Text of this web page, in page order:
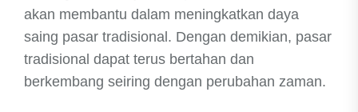
akan membantu dalam meningkatkan daya
saing pasar tradisional. Dengan demikian, pasar
tradisional dapat terus bertahan dan
berkembang seiring dengan perubahan zaman.